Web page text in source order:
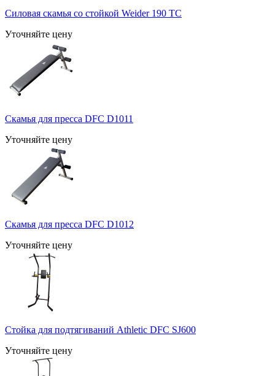
Силовая скамья со стойкой Weider 190 TC
Уточняйте цену
Скамья для пресса DFC D1011
Уточняйте цену
Скамья для пресса DFC D1012
Уточняйте цену
Стойка для подтягиваний Athletic DFC SJ600
Уточняйте цену